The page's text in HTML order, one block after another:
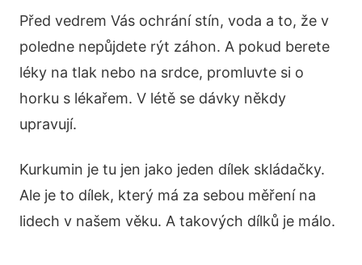
Před vedrem Vás ochrání stín, voda a to, že v
poledne nepůjdete rýt záhon. A pokud berete
léky na tlak nebo na srdce, promluvte si o
horku s lékařem. V létě se dávky někdy
upravují.
Kurkumin je tu jen jako jeden dílek skládačky.
Ale je to dílek, který má za sebou měření na
lidech v našem věku. A takových dílků je málo.